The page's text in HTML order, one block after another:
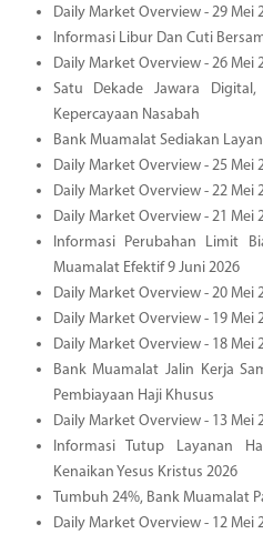
Daily Market Overview - 29 Mei
Informasi Libur Dan Cuti
Daily Market Overview - 26 Mei
Satu Dekade Jawara
Kepercayaan Nasabah
Bank Muamalat Sediakan
Daily Market Overview - 25 Mei
Daily Market Overview - 22 Mei
Daily Market Overview - 21 Mei
Informasi Perubahan Limit
Muamalat Efektif 9 Juni 2026
Daily Market Overview - 20 Mei
Daily Market Overview - 19 Mei
Daily Market Overview - 18 Mei
Bank Muamalat Jalin Kerja
Pembiayaan Haji Khusus
Daily Market Overview - 13 Mei
Informasi Tutup Layanan
Kenaikan Yesus Kristus 2026
Tumbuh 24%, Bank Muamalat
Daily Market Overview - 12 Mei